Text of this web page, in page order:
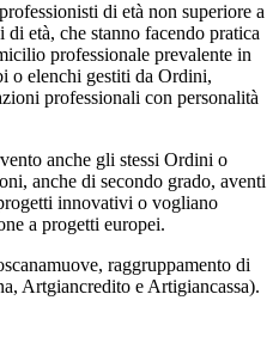
di età non superiore a
età, che stanno facendo pratica
professionale prevalente in
o elenchi gestiti da Ordini,
professionali con personalità
anche gli stessi Ordini o
anche di secondo grado, aventi
innovativi o vogliano
a progetti europei.
raggruppamento di
Artgiancredito e Artigiancassa).